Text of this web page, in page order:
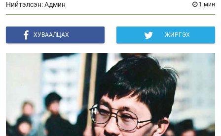
Нийтэлсэн: Админ 1 мин
ХУВААЛЦАХ ЖИРГЭХ